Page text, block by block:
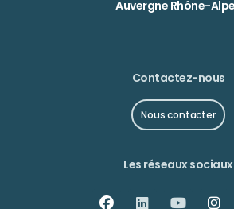
Auvergne Rhône-
Contactez-nous
Nous contacter
Les réseaux sociaux